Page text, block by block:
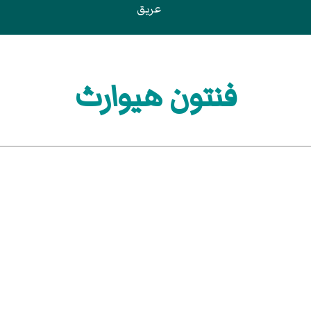
عريق
فنتون هيوارث